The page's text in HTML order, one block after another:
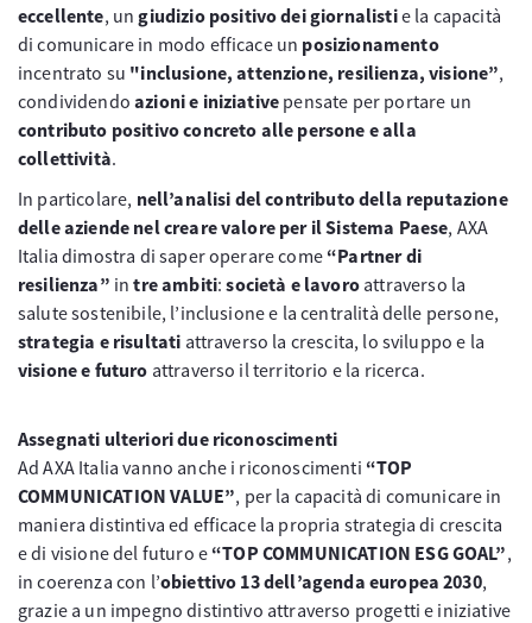
eccellente, ungiudizio positivo dei giornalistie la capacità
di comunicare in modo efficace un posizionamento
incentrato su "inclusione, attenzione, resilienza, visione”,
condividendoazioni e iniziative pensate per portare un
contributo positivo concreto alle persone e alla
collettività.
In particolare, nell’analisi del contributo della reputazione
delle aziende nel creare valore per il Sistema Paese, AXA
Italia dimostra di saper operare come “Partner di
resilienza” intre ambiti:società e lavoroattraverso la
salute sostenibile, l’inclusione e la centralità delle persone,
strategia e risultati attraverso la crescita, lo sviluppo e la
visione e futuro attraverso il territorio e la ricerca.
Assegnati ulteriori due riconoscimenti
Ad AXA Italia vanno anche i riconoscimenti “TOP
COMMUNICATION VALUE”, per la capacità di comunicare in
maniera distintiva ed efficace la propria strategia di crescita
e di visione del futuro e “TOP COMMUNICATION ESG GOAL”,
in coerenza con l’obiettivo 13 dell’agenda europea 2030,
grazie a un impegno distintivo attraverso progetti e iniziative